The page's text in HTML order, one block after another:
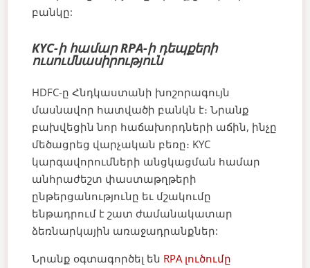
բանկը:
KYC-ի համար RPA-ի դեպքերի
ուսումնասիրություն
HDFC-ը Հնդկաստանի խոշորագույն
մասնավոր հատվածի բանկն է։ Նրանք
բախվեցին նոր հաճախորդների աճին, ինչը
մեծացրեց վարչական բեռը։ KYC
կարգավորումների անցկացման համար
անհրաժեշտ փաստաթղթերի
ընթերցանությունը եւ մշակումը
ենթադրում է շատ ժամանակատար
ձեռնարկային առաջադրանքներ:
Նրանք օգտագործել են RPA լուծումը